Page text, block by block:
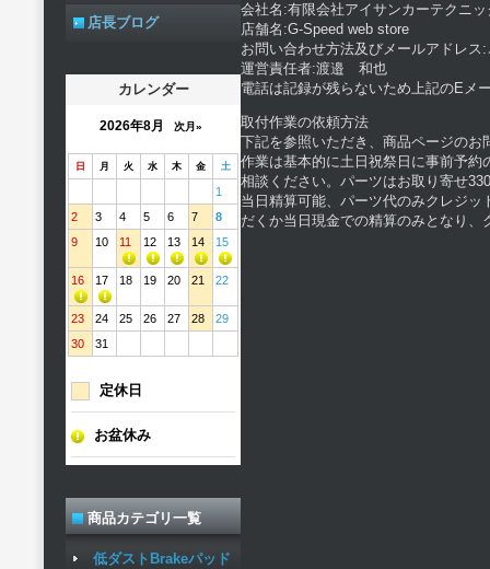
店長ブログ
カレンダー
2026年8月 次月»
日 月 火 水 木 金 土
1
2
3 4 5 6 7
8
9
10 11 12 13 14 15
16 17 18 19 20 21 22
23 24 25 26 27 28
29
30
31
定休日
お盆休み
商品カテゴリ一覧
低ダストBrakeパッド
会社名:有限会社アイサンカーテクニッ
店舗名:G-Speed web store
お問い合わせ方法及びメールアドレス:
運営責任者:渡邉 和也
電話は記録が残らないため上記のEメ
取付作業の依頼方法
下記を参照いただき、商品ページの
作業は基本的に土日祝祭日に事前予
相談ください。パーツはお取り寄せ
当日精算可能、パーツ代のみクレジ
だくか当日現金での精算のみとなり